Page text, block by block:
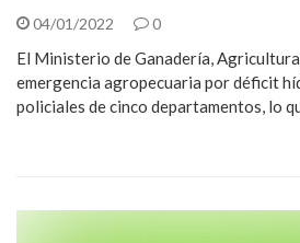
04/01/2022 0
El Ministerio de Ganadería,
emergencia agropecuaria por déficit
policiales de cinco departamentos, lo